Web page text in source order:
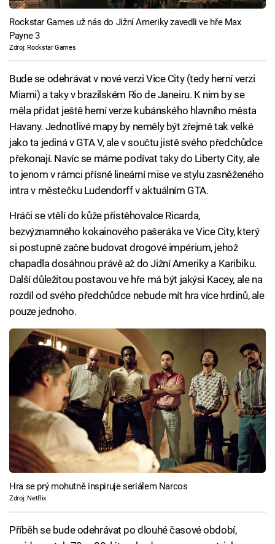
Rockstar Games už nás do Jižní Ameriky zavedli ve hře Max
Payne 3
Zdroj: Rockstar Games
Bude se odehrávat v nové verzi Vice City (tedy herní verzi
Miami) a taky v brazilském Rio de Janeiru. K nim by se
měla přidat ještě herní verze kubánského hlavního města
Havany. Jednotlivé mapy by neměly být zřejmě tak velké
jako ta jediná v GTA V, ale v součtu jistě svého předchůdce
překonají. Navíc se máme podívat taky do Liberty City, ale
to jenom v rámci přísně lineární mise ve stylu zasněženého
intra v městečku Ludendorff v aktuálním GTA.
Hráči se vtělí do kůže přistěhovalce Ricarda,
bezvýznamného kokainového pašeráka ve Vice City, který
si postupně začne budovat drogové impérium, jehož
chapadla dosáhnou právě až do Jižní Ameriky a Karibiku.
Další důležitou postavou ve hře má být jakýsi Kacey, ale na
rozdíl od svého předchůdce nebude mít hra více hrdinů, ale
pouze jednoho.
Hra se prý mohutně inspiruje seriálem Narcos
Zdroj: Netflix
Příběh se bude odehrávat po dlouhé časové období,